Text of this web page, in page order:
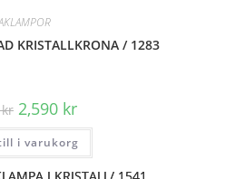
KRISTALLKRONA / 1283
kr Det
ursprungliga
priset
var:
2,990 kr.
2,590 krDet
priset
är:
2,590 kr.
i varukorg